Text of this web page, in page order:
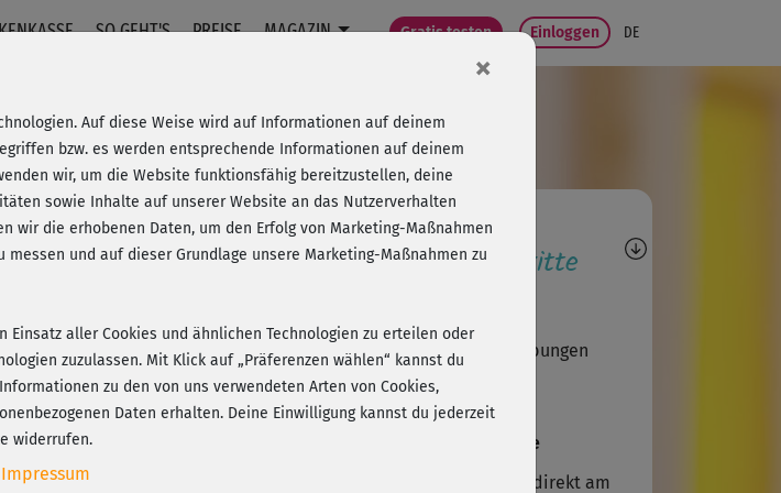
SO GEHT'S PREISE MAGAZIN Gratis testen Einloggen DE
20% Rabatt + Wunsch-Goodie Fragen, Antworten,
Bewertungen, Fortschritte
Sehr gut 👍🏻 Ich hab bei einigen Übungen
zusätzlich Hanteln verwendet.
VeronikaG@fitnessRAUM.de
Es gibt die Möglichkeit, die Musik direkt am
×
Auf diese Weise wird auf Informationen auf deinem
bzw. es werden entsprechende Informationen auf deinem
wir, um die Website funktionsfähig bereitzustellen, deine
sowie Inhalte auf unserer Website an das Nutzerverhalten
wir die erhobenen Daten, um den Erfolg von Marketing-Maßnahmen
und auf dieser Grundlage unsere Marketing-Maßnahmen zu
Einsatz aller Cookies und ähnlichen Technologien zu erteilen oder
zuzulassen. Mit Klick auf „Präferenzen wählen“ kannst du
zu den von uns verwendeten Arten von Cookies,
Daten erhalten. Deine Einwilligung kannst du jederzeit
widerrufen.
Impressum